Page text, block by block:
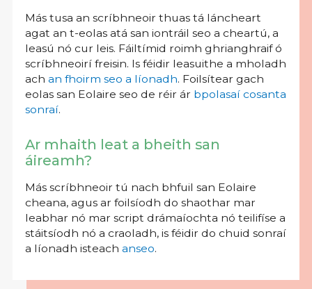
Más tusa an scríbhneoir thuas tá láncheart
agat an t-eolas atá san iontráil seo a cheartú, a
leasú nó cur leis. Fáiltímid roimh ghrianghraif ó
scríbhneoirí freisin. Is féidir leasuithe a mholadh
ach an fhoirm seo a líonadh. Foilsítear gach
eolas san Eolaire seo de réir ár bpolasaí cosanta
sonraí.
Ar mhaith leat a bheith san
áireamh?
Más scríbhneoir tú nach bhfuil san Eolaire
cheana, agus ar foilsíodh do shaothar mar
leabhar nó mar script drámaíochta nó teilifíse a
stáitsíodh nó a craoladh, is féidir do chuid sonraí
a líonadh isteach anseo.